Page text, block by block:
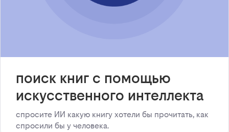
поиск книг с помощью
искусственного интеллекта
спросите ИИ какую книгу хотели бы прочитать, как
спросили бы у человека.